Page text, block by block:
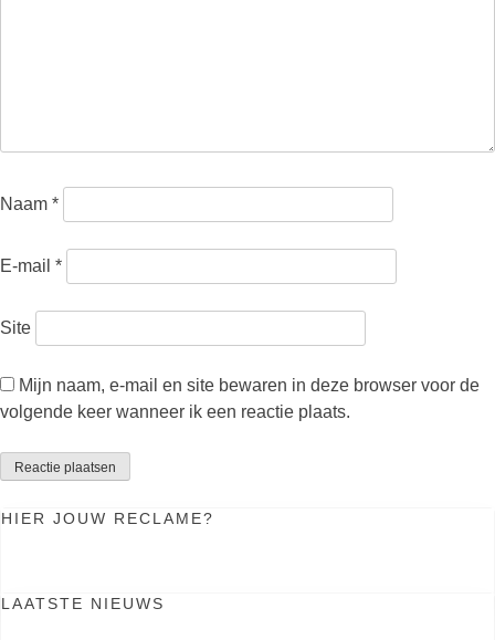
Naam *
E-mail *
Site
Mijn naam, e-mail en site bewaren in deze browser voor de
volgende keer wanneer ik een reactie plaats.
HIER JOUW RECLAME?
LAATSTE NIEUWS